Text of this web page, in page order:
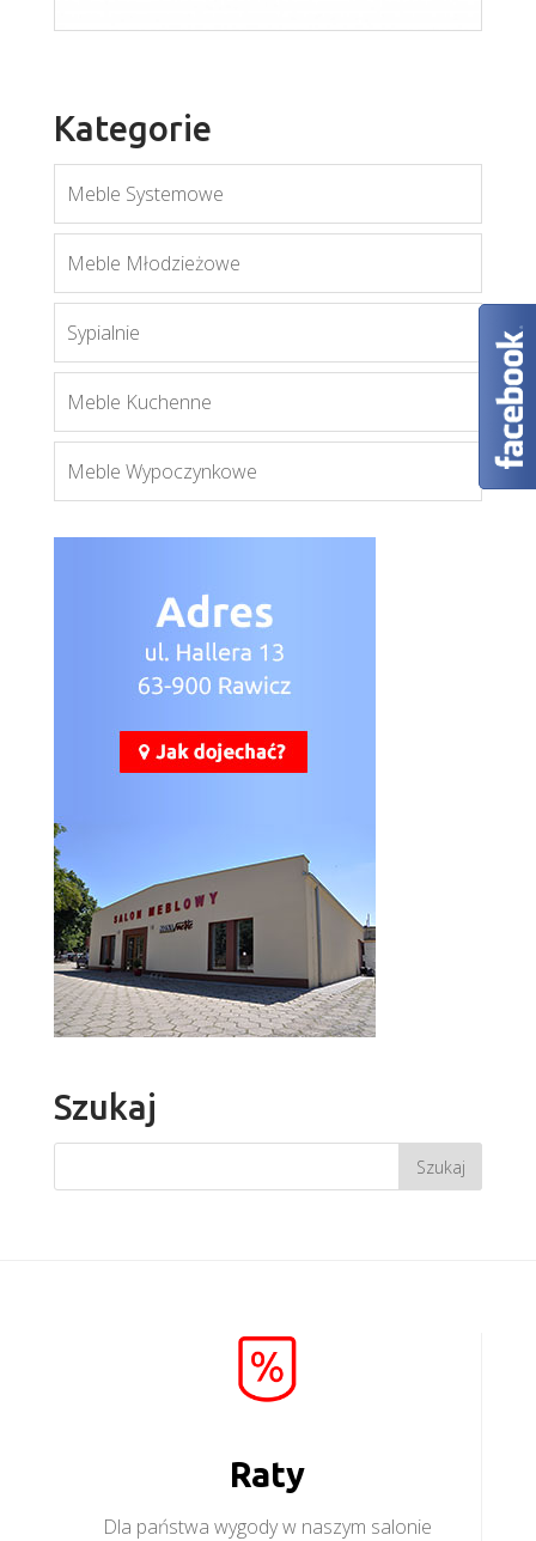
Kategorie
Meble Systemowe
Meble Młodzieżowe
Sypialnie
Meble Kuchenne
Meble Wypoczynkowe
Szukaj
Raty
Dla państwa wygody w naszym salonie